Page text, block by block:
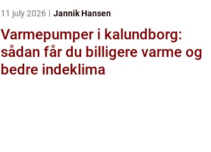
11 july 2026 Jannik Hansen
Varmepumper i kalundborg:
sådan får du billigere varme og
bedre indeklima